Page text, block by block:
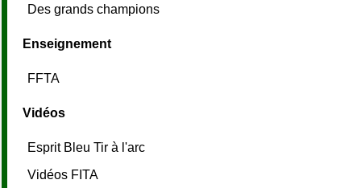
Des grands champions
Enseignement
FFTA
Vidéos
Esprit Bleu Tir à l'arc
Vidéos FITA